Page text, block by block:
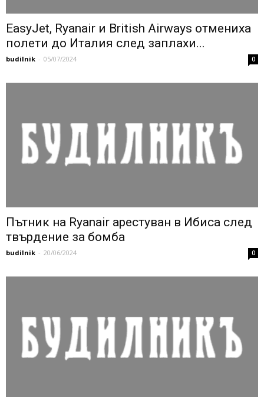
EasyJet, Ryanair и British Airways отмениха
полети до Италия след заплахи...
budilnik - 05/07/2024 0
Пътник на Ryanair арестуван в Ибиса след
твърдение за бомба
budilnik - 20/06/2024 0